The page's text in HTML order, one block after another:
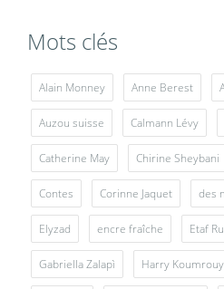
Mots clés
Alain Monney Anne Berest
Auzou suisse Calmann Lévy
Catherine May Chirine Sheybani
Contes Corinne Jaquet des
Elyzad encre fraîche Etaf
Gabriella Zalapì Harry